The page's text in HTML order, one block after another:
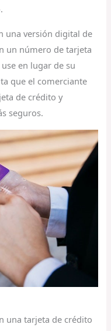
una versión digital de
un número de tarjeta
en lugar de su
que el comerciante
de crédito y
seguros.
una tarjeta de crédito